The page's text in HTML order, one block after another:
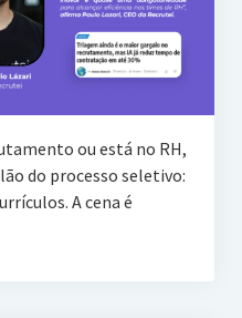
ou está no RH,
do processo seletivo:
A cena é